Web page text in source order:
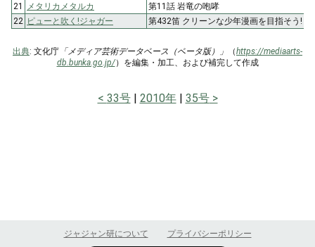
21
メタリカメタルカ
第11話 岩竜の咆哮
22 ピューと吹く!ジャガー 第432笛 クリーンな少年漫画を目指そう!
出典: 文化庁 「メディア芸術データベース（ベータ版）」 （https://mediaarts-
db.bunka.go.jp/）を編集・加工、および補完して作成
33号 2010年 35号
ジャジャン研について プライバシーポリシー